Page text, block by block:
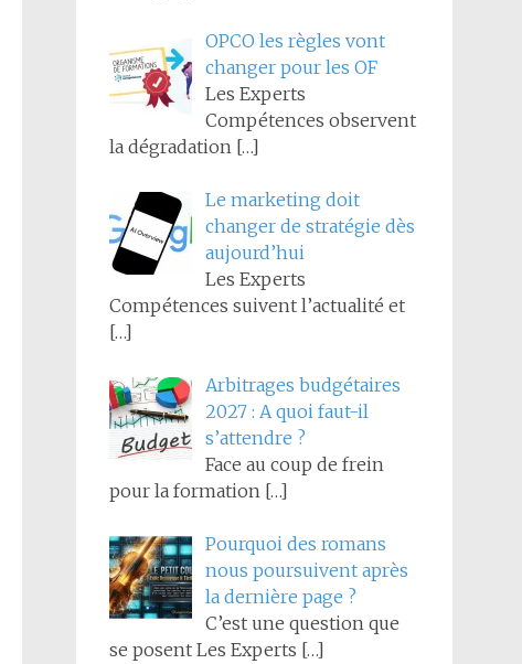
OPCO les règles vont
changer pour les OF
Les Experts
Compétences observent
la dégradation […]
Le marketing doit
changer de stratégie dès
aujourd’hui
Les Experts
Compétences suivent l’actualité et
[…]
Arbitrages budgétaires
2027 : A quoi faut-il
s’attendre ?
Face au coup de frein
pour la formation […]
Pourquoi des romans
nous poursuivent après
la dernière page ?
C’est une question que
se posent Les Experts […]